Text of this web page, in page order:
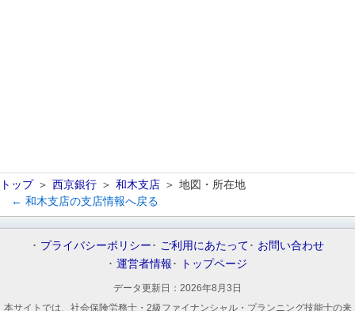
トップ 西京銀行 和木支店
地図・所在地
← 和木支店の支店情報へ戻る
プライバシーポリシー ご利用にあたって
お問い合わせ
運営者情報
トップページ
データ更新日： 2026年8月3日
本サイトでは、社会保険労務士・2級ファイナンシャル・プランニング技能士の来